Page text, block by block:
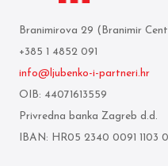
Branimirova 29 (Branimir
+385 1 4852 091
info@ljubenko-i-partneri.hr
OIB: 44071613559
Privredna banka Zagreb d.d.
IBAN: HR05 2340 0091 1103